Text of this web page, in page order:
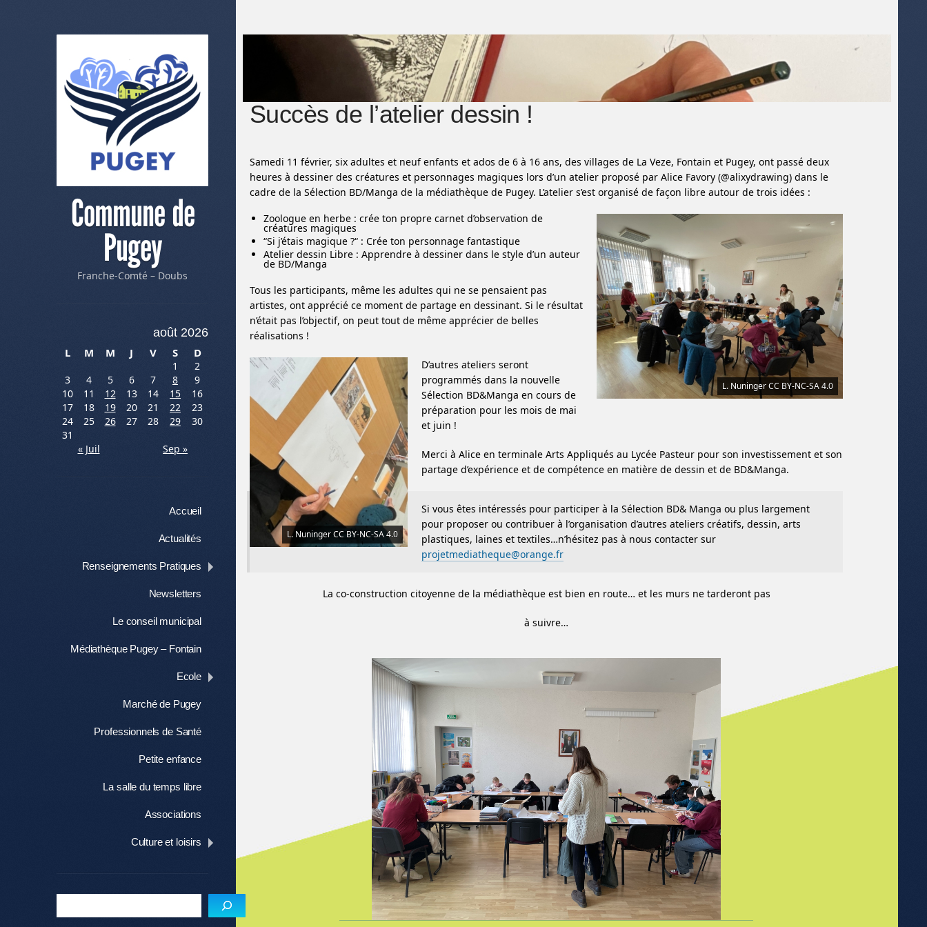
Commune de
Pugey
Franche-Comté – Doubs
août 2026
L
M M J V S D
1
2
3
4 5 6 7 8
9
10
11 12 13 14 15
16
17
18 19 20 21 22
23
24
25 26 27 28 29
30
31
« Juil
Sep »
Accueil
Actualités
Renseignements Pratiques
Newsletters
Le conseil municipal
Médiathèque Pugey – Fontain
Ecole
Marché de Pugey
Professionnels de Santé
Petite enfance
La salle du temps libre
Associations
Culture et loisirs
Succès de l’atelier dessin !
Samedi 11 février, six adultes et neuf enfants et ados de 6 à 16 ans, des villages de La Veze, Fontain et Pugey, ont passé deux
heures à dessiner des créatures et personnages magiques lors d’un atelier proposé par Alice Favory (@alixydrawing) dans le
cadre de la Sélection BD/Manga de la médiathèque de Pugey. L’atelier s’est organisé de façon libre autour de trois idées :
L. Nuninger CC BY-NC-SA 4.0
Zoologue en herbe : crée ton propre carnet d’observation de
créatures magiques
“Si j’étais magique ?“ : Crée ton personnage fantastique
Atelier dessin Libre : Apprendre à dessiner dans le style d’un auteur
de BD/Manga
Tous les participants, même les adultes qui ne se pensaient pas
artistes, ont apprécié ce moment de partage en dessinant. Si le résultat
n’était pas l’objectif, on peut tout de même apprécier de belles
réalisations !
L. Nuninger CC BY-NC-SA 4.0
D’autres ateliers seront
programmés dans la nouvelle
Sélection BD&Manga en cours de
préparation pour les mois de mai
et juin !
Merci à Alice en terminale Arts Appliqués au Lycée Pasteur pour son investissement et son
partage d’expérience et de compétence en matière de dessin et de BD&Manga.
Si vous êtes intéressés pour participer à la Sélection BD& Manga ou plus largement
pour proposer ou contribuer à l’organisation d’autres ateliers créatifs, dessin, arts
plastiques, laines et textiles…n’hésitez pas à nous contacter sur
projetmediatheque@orange.fr
La co-construction citoyenne de la médiathèque est bien en route… et les murs ne tarderont pas
à suivre…